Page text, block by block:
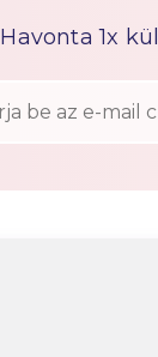
Havonta 1x